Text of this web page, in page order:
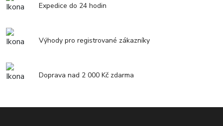
Expedice do 24 hodin
Výhody pro registrované zákazníky
Doprava nad 2 000 Kč zdarma